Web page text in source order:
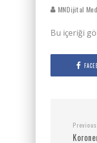
MNDijital
Bu içeriği
Previous